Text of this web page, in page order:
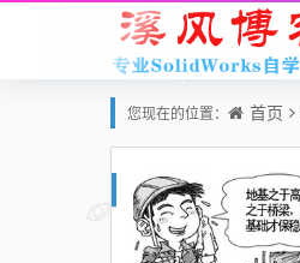
您现在的位置： 首页